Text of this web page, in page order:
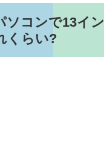
ソコンで13イ
くらい?